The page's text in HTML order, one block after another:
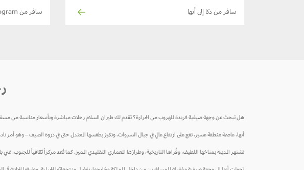
سافر من دكا إلى أبها سافر من Chattogram إلى أبها
هل تبحث عن وجهة صيفية فريدة للهروب من الحرارة؟ تقدم لك طيران السلام رحلات مباشرة وبأسعار مناسبة من مسقط
أبها، عاصمة منطقة عسير، تقع على ارتفاع عالٍ في جبال السروات، وتتميز بطقسها المعتدل حتى في ذروة الصيف – وهو أمر
تشتهر المدينة بمناخها اللطيف، وقُراها التاريخية، وطرازها المعماري التقليدي المميز. كما تُعد مركزاً ثقافياً للجنوب، غني